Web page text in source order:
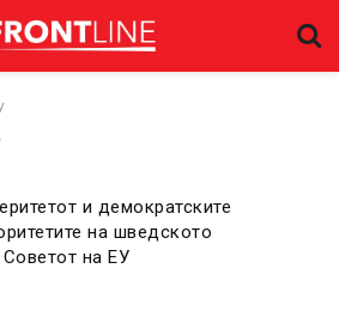
и демократските
на шведското
на ЕУ